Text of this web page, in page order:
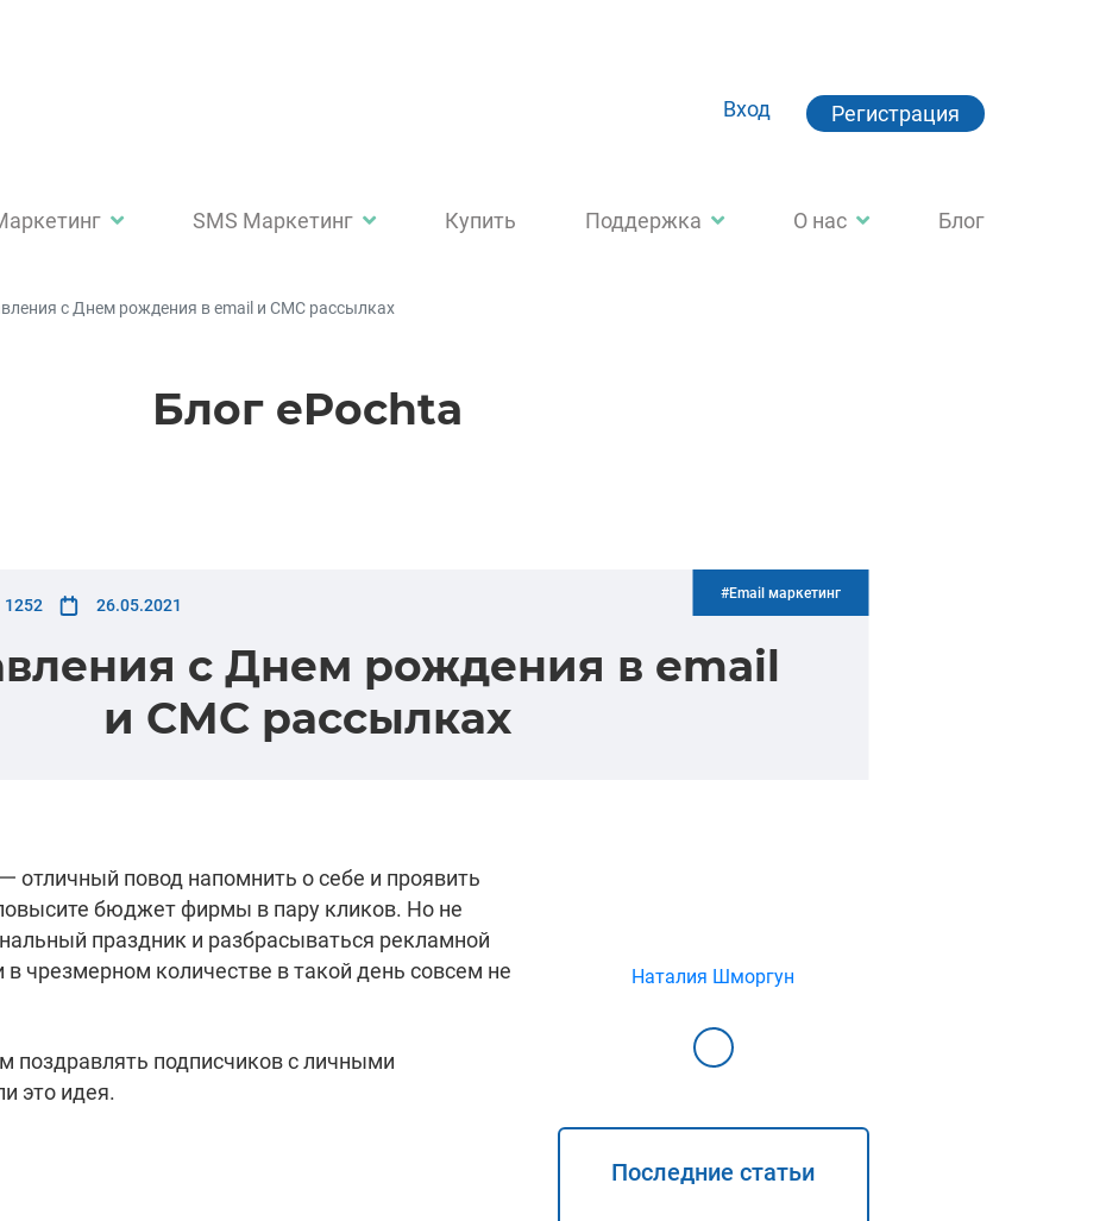
Вход Регистрация
SMS Маркетинг Купить Поддержка О нас Блог
с Днем рождения в email и СМС рассылках
Блог ePochta
1252 26.05.2021
#Email маркетинг
с Днем рождения в email
и СМС рассылках
отличный повод напомнить о себе и проявить
бюджет фирмы в пару кликов. Но не
праздник и разбрасываться рекламной
чрезмерном количестве в такой день совсем не
поздравлять подписчиков с личными
это идея.
Наталия Шморгун
Последние статьи